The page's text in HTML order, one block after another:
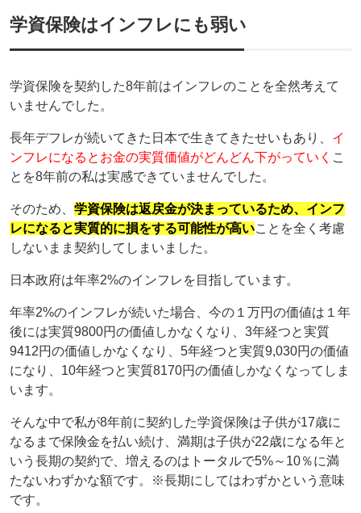
学資保険はインフレにも弱い
学資保険を契約した8年前はインフレのことを全然考えて
いませんでした。
長年デフレが続いてきた日本で生きてきたせいもあり、 イ
ンフレになるとお金の実質価値がどんどん下がっていく こ
とを8年前の私は実感できていませんでした。
そのため、 学資保険は返戻金が決まっているため、インフ
レになると実質的に損をする可能性が高いことを全く考慮
しないまま契約してしまいました。
日本政府は年率2%のインフレを目指しています。
年率2%のインフレが続いた場合、今の１万円の価値は１年
後には実質9800円の価値しかなくなり、3年経つと実質
9412円の価値しかなくなり、5年経つと実質9,030円の価値
になり、10年経つと実質8170円の価値しかなくなってしま
います。
そんな中で私が8年前に契約した学資保険は子供が17歳に
なるまで保険金を払い続け、満期は子供が22歳になる年と
いう長期の契約で、増えるのはトータルで5%～10％に満
たないわずかな額です。※長期にしてはわずかという意味
です。